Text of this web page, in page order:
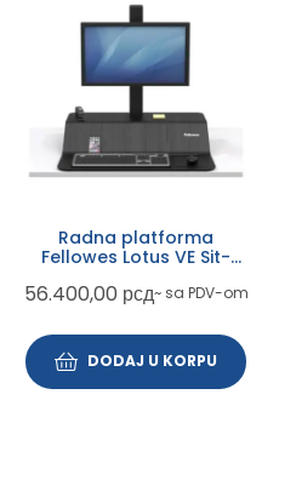
Radna platforma
Fellowes Lotus VE Sit-
8080101
56.400,00 рсд~ sa PDV-om
DODAJ U KORPU